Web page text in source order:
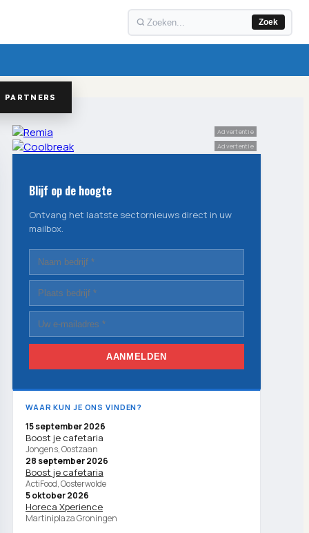
Zoek
PARTNERS
Advertentie
Advertentie
Blijf op de hoogte
Ontvang het laatste sectornieuws direct in uw
mailbox.
AANMELDEN
WAAR KUN JE ONS VINDEN?
15 september 2026
Boost je cafetaria
Jongens, Oostzaan
28 september 2026
Boost je cafetaria
ActiFood, Oosterwolde
5 oktober 2026
Horeca Xperience
Martiniplaza Groningen